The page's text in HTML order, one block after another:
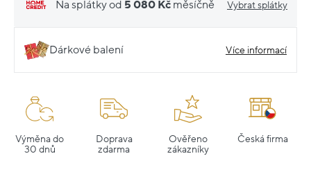
Na splátky od 5 080 Kč měsíčně Vybrat splátky
Dárkové balení Více informací
Výměna do
30 dnů
Doprava
zdarma
Ověřeno
zákazníky
Česká firma